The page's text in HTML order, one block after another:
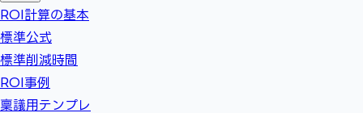
ROI計算の基本
標準公式
標準削減時間
ROI事例
稟議用テンプレ